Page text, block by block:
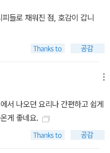
들로 채워진 점, 호감이 갑니
서 나오던 요리나 간편하고 쉽게
게 좋네요.